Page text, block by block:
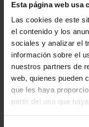
Esta página web usa
Las cookies de este
el contenido y los
sociales y analizar el
información sobre el
nuestros partners de
web, quienes pueden
que les haya
partir del uso que